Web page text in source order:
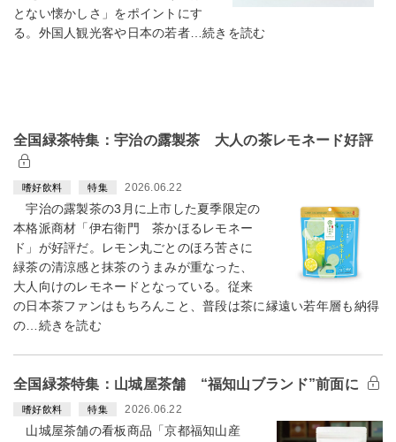
とない懐かしさ」をポイントにす
る。外国人観光客や日本の若者…続きを読む
全国緑茶特集：宇治の露製茶 大人の茶レモネード好評
嗜好飲料 特集 2026.06.22
宇治の露製茶の3月に上市した夏季限定の
本格派商材「伊右衛門 茶かほるレモネー
ド」が好評だ。レモン丸ごとのほろ苦さに
緑茶の清涼感と抹茶のうまみが重なった、
大人向けのレモネードとなっている。従来
の日本茶ファンはもちろんこと、普段は茶に縁遠い若年層も納得
の…続きを読む
全国緑茶特集：山城屋茶舗 “福知山ブランド”前面に
嗜好飲料 特集 2026.06.22
山城屋茶舗の看板商品「京都福知山産